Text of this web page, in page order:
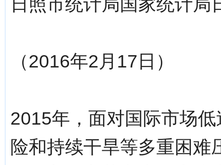
日照市统计局国家统计局
（2016年2月17日）
2015年，面对国际市场
险和持续干旱等多重困难